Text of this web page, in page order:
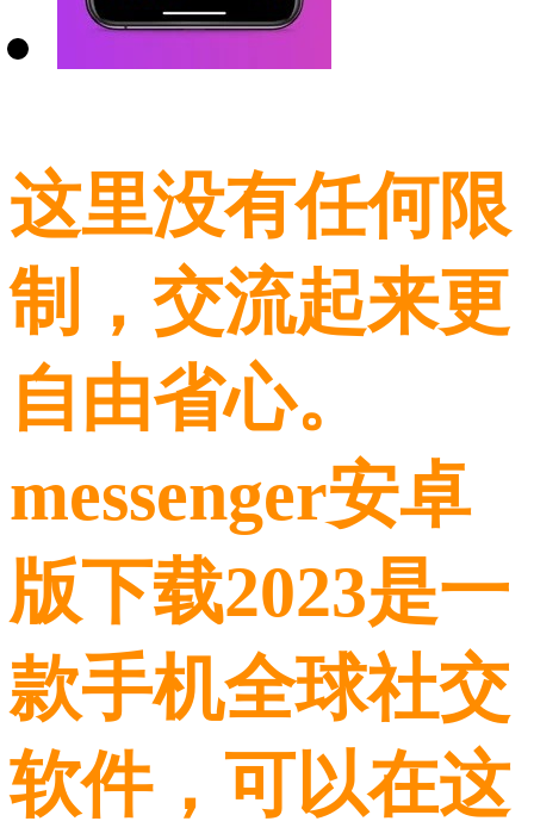
这里没有任何限
制，交流起来更
自由省心。
messenger安卓
版下载2023是一
款手机全球社交
软件，可以在这